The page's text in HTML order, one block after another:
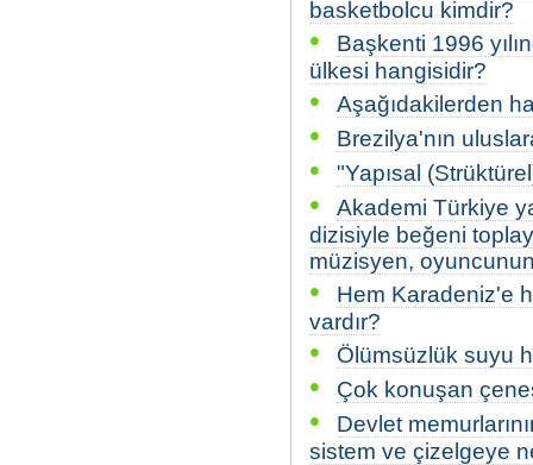
basketbolcu kimdir?
•
Başkenti 1996
ülkesi hangisidir?
• Aşağıdakilerden
• Brezilya'nın
• "Yapısal
•
Akademi Türkiye
dizisiyle beğeni
müzisyen,
•
Hem Karadeniz'e
vardır?
• Ölümsüzlük suyu
• Çok konuşan
•
Devlet
sistem ve çizelgeye